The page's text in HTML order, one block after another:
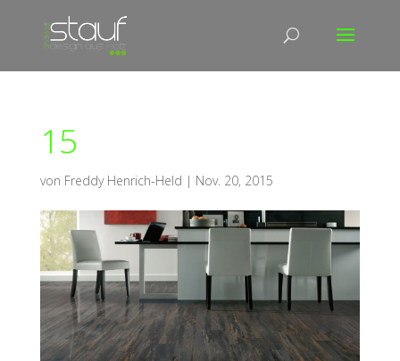
15
von Freddy Henrich-Held | Nov. 20, 2015